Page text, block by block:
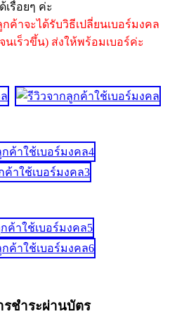
เรื่อยๆ ค่ะ
กค้าจะได้รับวิธีเปลี่ยนเบอร์มงคล
นเร็วขึ้น) ส่งให้พร้อมเบอร์ค่ะ
รชำระผ่านบัตร